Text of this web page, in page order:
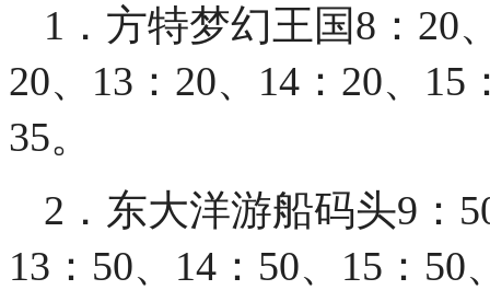
1．方特梦幻王国8：20
20、13：20、14：20、15
35。
2．东大洋游船码头9：
13：50、14：50、15：50